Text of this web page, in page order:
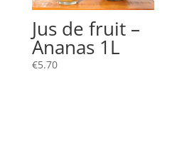
Jus de fruit –
Ananas 1L
€5.70